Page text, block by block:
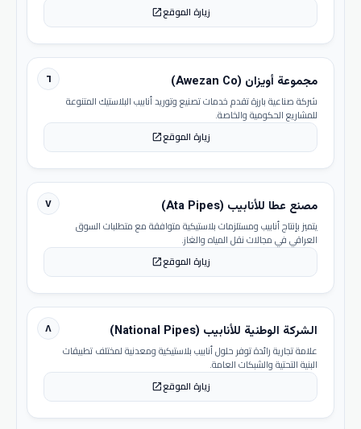
زيارة الموقعopen_in_new
٦ مجموعة أويزان (Awezan Co)
شركة صناعية بارزة تقدم خدمات تصنيع وتوريد أنابيب البلاستيك المتنوعة
للمشاريع الحكومية والخاصة.
زيارة الموقعopen_in_new
٧ مصنع عطا للأنابيب (Ata Pipes)
يتميز بإنتاج أنابيب ومستلزمات بلاستيكية متوافقة مع متطلبات السوق
العراقي في مجالات نقل المياه والغاز.
زيارة الموقعopen_in_new
٨ الشركة الوطنية للأنابيب (National Pipes)
علامة تجارية رائدة توفر حلول أنابيب بلاستيكية ومعدنية لمختلف تطبيقات
البنية التحتية والشبكات العامة.
زيارة الموقعopen_in_new